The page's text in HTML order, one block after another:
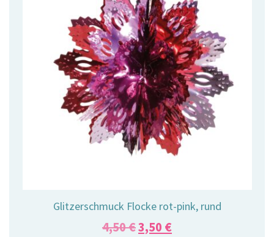
Glitzerschmuck Flocke rot-pink, rund
4,50€Ursprünglicher
3,50 €Aktueller